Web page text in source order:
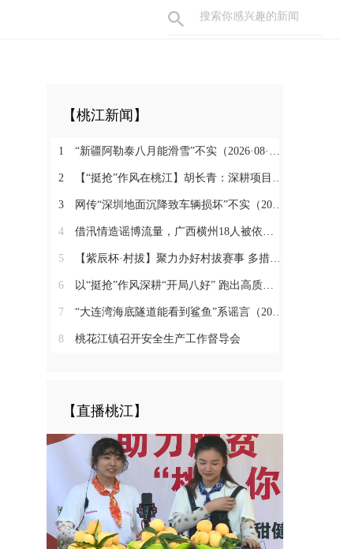
【桃江新闻】
1 “新疆阿勒泰八月能滑雪”不实（2026·08·07）
2 【“挺抢”作风在桃江】胡长青：深耕项目一线 实干抢拼促发展
3 网传“深圳地面沉降致车辆损坏”不实（2026·08·06）
4 借汛情造谣博流量，广西横州18人被依法查处（2026·08·05）
5 【紫辰杯·村拔】聚力办好村拔赛事 多措释放消费活力
6 以“挺抢”作风深耕“开局八好” 跑出高质量发展加速度
7 “大连湾海底隧道能看到鲨鱼”系谣言（2026·08·04）
8 桃花江镇召开安全生产工作督导会
【直播桃江】